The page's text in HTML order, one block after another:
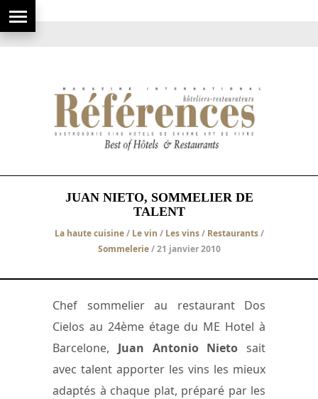
JUAN NIETO, SOMMELIER DE
TALENT
La haute cuisine/ Le vin / Les vins/ Restaurants/
Sommelerie/ 21 janvier 2010
Chef sommelier au restaurant Dos
Cielos au 24ème étage du ME Hotel à
Barcelone, Juan Antonio Nieto sait
avec talent apporter les vins les mieux
adaptés à chaque plat, préparé par les